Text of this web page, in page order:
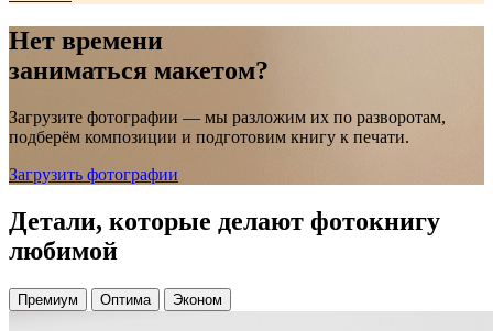
Нет времени
заниматься макетом?
Загрузите фотографии — мы разложим их по разворотам,
подберём композиции и подготовим книгу к печати.
Загрузить фотографии
Детали, которые делают фотокнигу
любимой
Премиум Оптима Эконом